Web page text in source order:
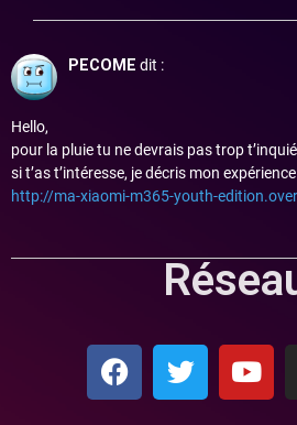
PECOME dit :
Hello,
pour la pluie tu ne devrais pas trop
si t’as t’intéresse, je décris mon
http://ma-xiaomi-m365-youth-